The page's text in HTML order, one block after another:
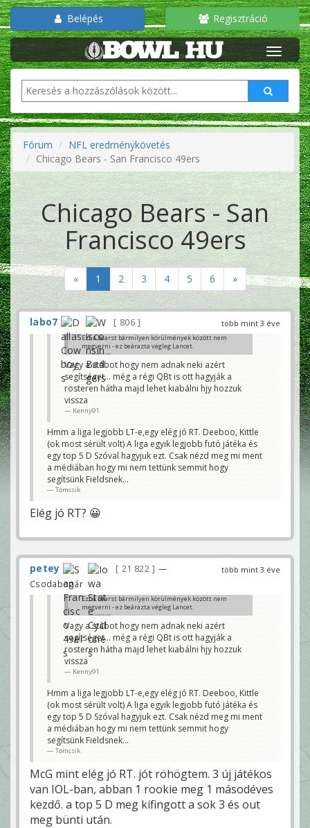
Belépés Regisztráció
Fórum
NFL eredménykövetés
Chicago Bears - San Francisco 49ers
Chicago Bears - San
Francisco 49ers
« 1 2 3 4 5 6 »
több mint 3 éve
labo7 806
Ezt a bearst bármilyen körülmények között nem
megverni - ez beárazta végleg Lancet.
davemayer
Vagy a stábot hogy nem adnak neki azért
segítséget... még a régi QBt is ott hagyják a
rosteren hátha majd lehet kiabálni hjy hozzuk
vissza
Kenny91
Hmm a liga legjobb LT-e,egy elég jó RT. Deeboo, Kittle
(ok most sérült volt) A liga egyik legjobb futó játéka és
egy top 5 D Szóval hagyjuk ezt. Csak nézd meg mi ment
a médiában hogy mi nem tettünk semmit hogy
segítsünk Fieldsnek…
Tomcsik
Elég jó RT? 😀
több mint 3 éve
petey 21 822
—
Csodabogár
Ezt a bearst bármilyen körülmények között nem
megverni - ez beárazta végleg Lancet.
davemayer
Vagy a stábot hogy nem adnak neki azért
segítséget... még a régi QBt is ott hagyják a
rosteren hátha majd lehet kiabálni hjy hozzuk
vissza
Kenny91
Hmm a liga legjobb LT-e,egy elég jó RT. Deeboo, Kittle
(ok most sérült volt) A liga egyik legjobb futó játéka és
egy top 5 D Szóval hagyjuk ezt. Csak nézd meg mi ment
a médiában hogy mi nem tettünk semmit hogy
segítsünk Fieldsnek…
Tomcsik
McG mint elég jó RT. jót röhögtem. 3 új játékos
van IOL-ban, abban 1 rookie meg 1 másodéves
kezdő. a top 5 D meg kifingott a sok 3 és out
meg bünti után.